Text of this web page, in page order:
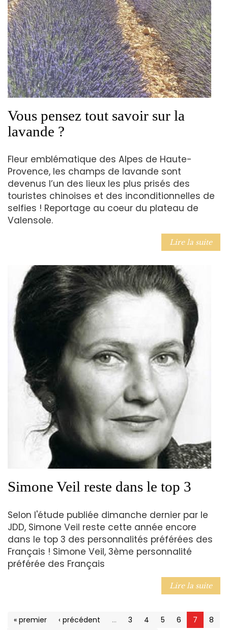
Vous pensez tout savoir sur la
lavande ?
Fleur emblématique des Alpes de Haute-
Provence, les champs de lavande sont
devenus l’un des lieux les plus prisés des
touristes chinoises et des inconditionnelles de
selfies ! Reportage au coeur du plateau de
Valensole.
Lire la suite
Simone Veil reste dans le top 3
Selon l'étude publiée dimanche dernier par le
JDD, Simone Veil reste cette année encore
dans le top 3 des personnalités préférées des
Français ! Simone Veil, 3ème personnalité
préférée des Français
Lire la suite
« premier ‹ précédent … 3 4 5 6 7
8